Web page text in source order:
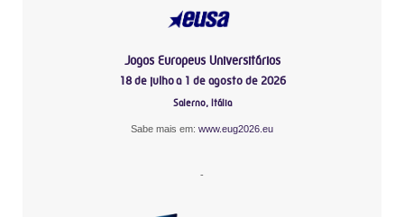
Jogos Europeus Universitários
18 de julho a 1 de agosto de 2026
Salerno, Itália
Sabe mais em: www.eug2026.eu
-